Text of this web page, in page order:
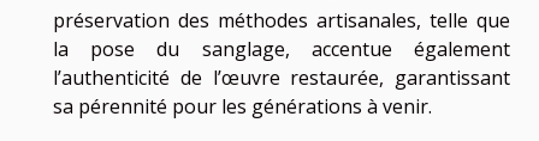
préservation des méthodes artisanales, telle que
la pose du sanglage, accentue également
l’authenticité de l’œuvre restaurée, garantissant
sa pérennité pour les générations à venir.